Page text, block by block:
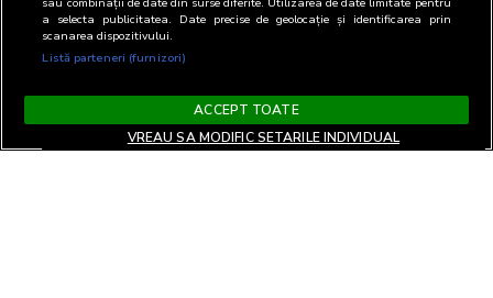
a selecta publicitatea. Date precise de geolocație și identificarea prin
scanarea dispozitivului.
Listă parteneri (furnizori)
ACCEPT TOATE
VREAU SA MODIFIC SETARILE INDIVIDUAL